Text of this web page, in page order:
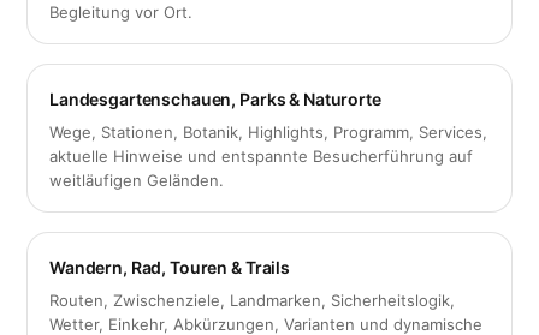
Begleitung vor Ort.
Landesgartenschauen, Parks & Naturorte
Wege, Stationen, Botanik, Highlights, Programm, Services,
aktuelle Hinweise und entspannte Besucherführung auf
weitläufigen Geländen.
Wandern, Rad, Touren & Trails
Routen, Zwischenziele, Landmarken, Sicherheitslogik,
Wetter, Einkehr, Abkürzungen, Varianten und dynamische